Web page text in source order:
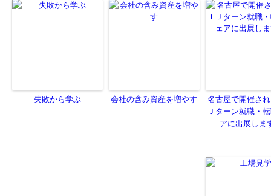
失敗から学ぶ 会社の含み資産を増やす
名古屋で開催さ
Ｊターン就職・
アに出展しま